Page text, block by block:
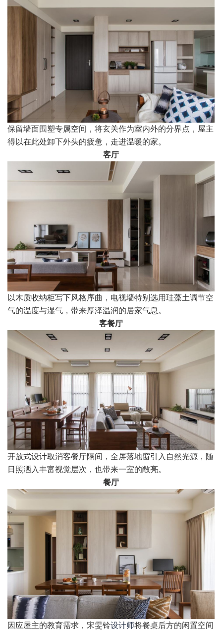
保留墙面围塑专属空间，将玄关作为室内外的分界点，屋主
得以在此处卸下外头的疲惫，走进温暖的家。
客厅
以木质收纳柜写下风格序曲，电视墙特别选用珪藻土调节空
气的温度与湿气，带来厚泽温润的居家气息。
客餐厅
开放式设计取消客餐厅隔间，全屏落地窗引入自然光源，随
日照洒入丰富视觉层次，也带来一室的敞亮。
餐厅
因应屋主的教育需求，宋雯铃设计师将餐桌后方的闲置空间